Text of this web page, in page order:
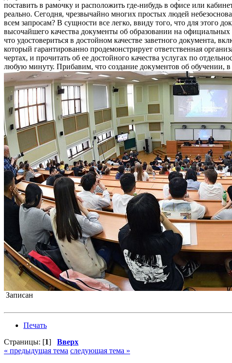
поставить в рамочку и расположить где-нибудь в офисе или
реально. Сегодня, чрезвычайно многих простых людей
всем запросам? В сущности все легко, ввиду того, что для
высочайшего качества документы об образовании на
что удостовериться в достойном качестве заветного документа,
который гарантированно продемонстрирует ответственная
чертах, и прочитать об ее достойного качества услугах по
любую минуту. Прибавим, что создание документов об обучении,
Записан
Печать
Страницы: [1] Вверх
« предыдущая тема следующая тема »